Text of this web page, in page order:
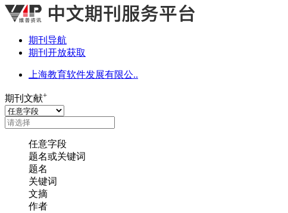
期刊导航
期刊开放获取
上海教育软件发展有限公..
期刊文献+
任意字段
题名或关键词
题名
关键词
文摘
作者